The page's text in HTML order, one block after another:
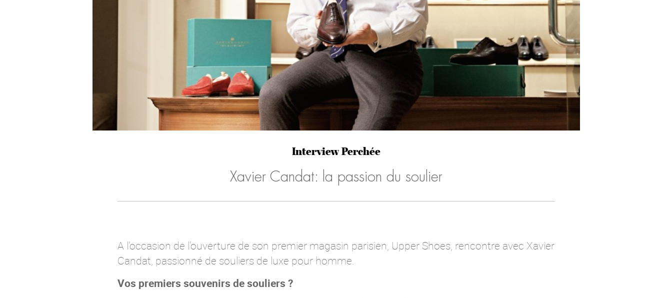
Interview Perchée
Xavier Candat: la passion du soulier
A l’occasion de l’ouverture de son premier magasin parisien, Upper Shoes, rencontre avec Xavier
Candat, passionné de souliers de luxe pour homme.
Vos premiers souvenirs de souliers ?